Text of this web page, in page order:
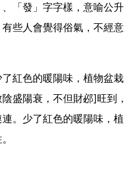
「發」字字樣，意喻公升
些人會覺得俗氣，不經意
紅色的暖陽味，植物盆栽
盛陽衰，不但財邲]旺到，
。少了紅色的暖陽味，植